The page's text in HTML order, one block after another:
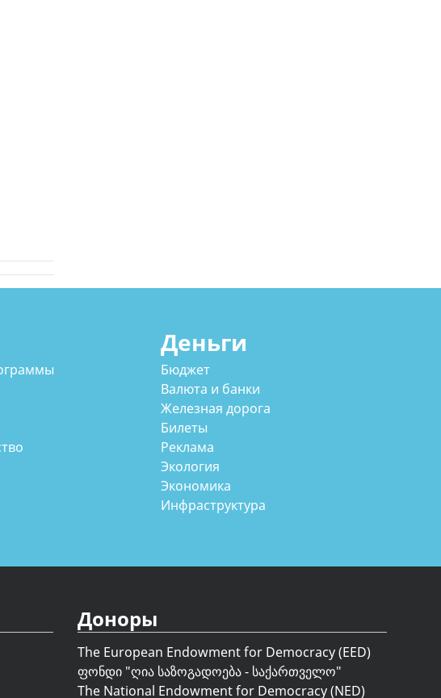
Деньги
Бюджет
Валюта и банки
Железная дорога
Билеты
Реклама
Экология
Экономика
Инфраструктура
Доноры
The European Endowment for Democracy (EED)
ფონდი "ღია საზოგადოება - საქართველო"
The National Endowment for Democracy (NED)